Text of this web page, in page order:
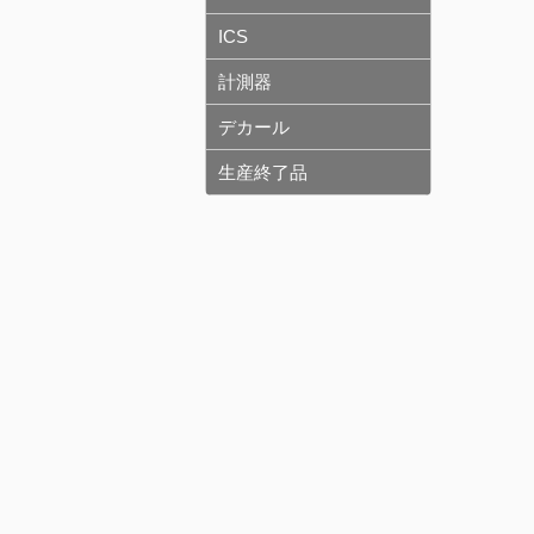
ICS
計測器
デカール
生産終了品